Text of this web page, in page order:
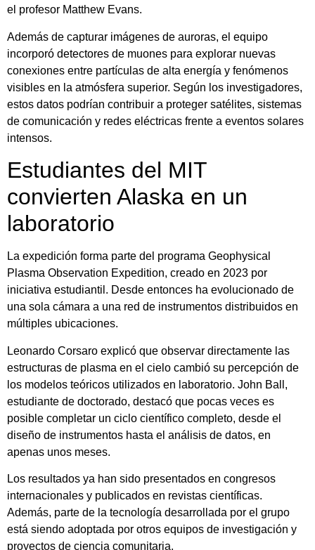
el profesor Matthew Evans.
Además de capturar imágenes de auroras, el equipo
incorporó detectores de muones para explorar nuevas
conexiones entre partículas de alta energía y fenómenos
visibles en la atmósfera superior. Según los investigadores,
estos datos podrían contribuir a proteger satélites, sistemas
de comunicación y redes eléctricas frente a eventos solares
intensos.
Estudiantes del MIT
convierten Alaska en un
laboratorio
La expedición forma parte del programa Geophysical
Plasma Observation Expedition, creado en 2023 por
iniciativa estudiantil. Desde entonces ha evolucionado de
una sola cámara a una red de instrumentos distribuidos en
múltiples ubicaciones.
Leonardo Corsaro explicó que observar directamente las
estructuras de plasma en el cielo cambió su percepción de
los modelos teóricos utilizados en laboratorio. John Ball,
estudiante de doctorado, destacó que pocas veces es
posible completar un ciclo científico completo, desde el
diseño de instrumentos hasta el análisis de datos, en
apenas unos meses.
Los resultados ya han sido presentados en congresos
internacionales y publicados en revistas científicas.
Además, parte de la tecnología desarrollada por el grupo
está siendo adoptada por otros equipos de investigación y
proyectos de ciencia comunitaria.